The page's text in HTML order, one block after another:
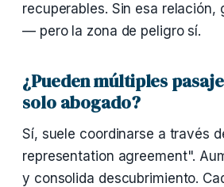
recuperables. Sin esa relación,
— pero la zona de peligro sí.
¿Pueden múltiples
solo abogado?
Sí, suele coordinarse a través
representation agreement".
y consolida descubrimiento.